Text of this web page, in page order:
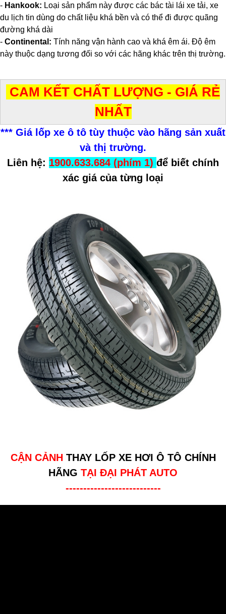
- Hankook: Loại sản phẩm này được các bác tài lái xe tải, xe
du lịch tin dùng do chất liệu khá bền và có thể đi được quãng
đường khá dài
- Continental: Tính năng vận hành cao và khá êm ái. Độ êm
này thuộc dạng tương đối so với các hãng khác trên thị trường.
CAM KẾT CHẤT LƯỢNG - GIÁ RẺ
NHẤT
*** Giá lốp xe ô tô tùy thuộc vào hãng sản xuất
và thị trường.
Liên hệ: 1900.633.684 (phím 1) để biết chính
xác giá của từng loại
CẬN CẢNH THAY LỐP XE HƠI Ô TÔ CHÍNH
HÃNG TẠI ĐẠI PHÁT AUTO
---------------------------